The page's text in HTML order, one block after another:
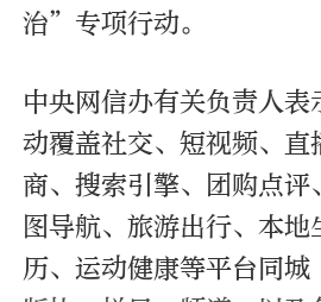
治”专项行动。
中央网信办有关负责人表
动覆盖社交、短视频、直
商、搜索引擎、团购点评
图导航、旅游出行、本地
历、运动健康等平台同城